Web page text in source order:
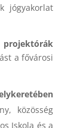
jógyakorlat
a fővárosi
közösség
Iskola és a